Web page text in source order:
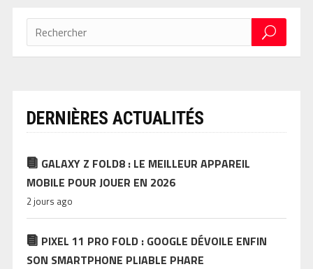
DERNIÈRES ACTUALITÉS
GALAXY Z FOLD8 : LE MEILLEUR APPAREIL
MOBILE POUR JOUER EN 2026
2 jours ago
PIXEL 11 PRO FOLD : GOOGLE DÉVOILE ENFIN
SON SMARTPHONE PLIABLE PHARE